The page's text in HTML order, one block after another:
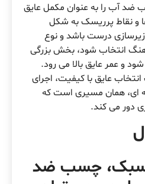
ضد آب را به عنوان مکمل عایق
ها و نقاط پرریسک به شکل
درست باشد و نوع
انتخاب شود، بخش بزرگی
و عمر عایق بالا می رود.
عایق با کیفیت، اجرای
ای، همان مسیری است که
دور می کند.
سبک، چسب ضد